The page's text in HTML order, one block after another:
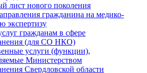
лист нового поколения
гражданина на медико-
экспертизу
гражданам в сфере
(для СО НКО)
услуги (функции),
Министерством
Свердловской области